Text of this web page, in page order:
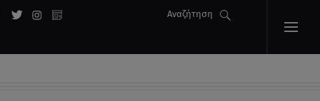
Αναζήτηση